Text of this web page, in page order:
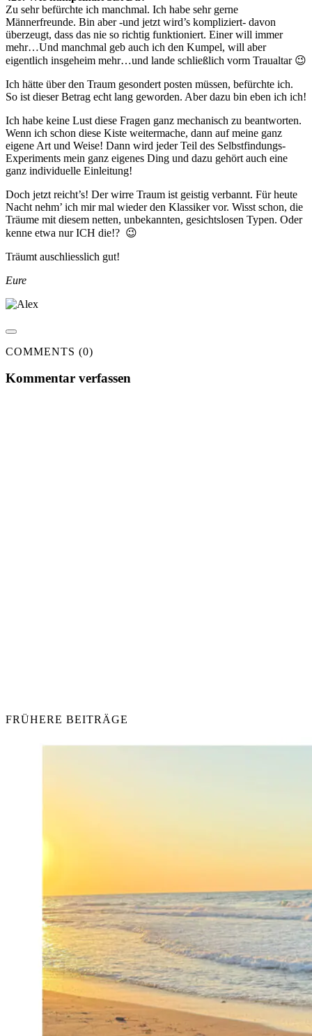
Zu sehr befürchte ich manchmal. Ich habe sehr gerne
Männerfreunde. Bin aber -und jetzt wird’s kompliziert- davon
überzeugt, dass das nie so richtig funktioniert. Einer will immer
mehr…Und manchmal geb auch ich den Kumpel, will aber
eigentlich insgeheim mehr…und lande schließlich vorm Traualtar 😉
Ich hätte über den Traum gesondert posten müssen, befürchte ich.
So ist dieser Betrag echt lang geworden. Aber dazu bin eben ich ich!
Ich habe keine Lust diese Fragen ganz mechanisch zu beantworten.
Wenn ich schon diese Kiste weitermache, dann auf meine ganz
eigene Art und Weise! Dann wird jeder Teil des Selbstfindungs-
Experiments mein ganz eigenes Ding und dazu gehört auch eine
ganz individuelle Einleitung!
Doch jetzt reicht’s! Der wirre Traum ist geistig verbannt. Für heute
Nacht nehm’ ich mir mal wieder den Klassiker vor. Wisst schon, die
Träume mit diesem netten, unbekannten, gesichtslosen Typen. Oder
kenne etwa nur ICH die!? 😉
Träumt auschliesslich gut!
Eure
COMMENTS (0)
Kommentar verfassen
FRÜHERE BEITRÄGE